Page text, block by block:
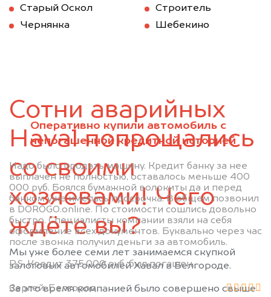
Оперативно купили автомобиль с
непогашенной кредитной историей
Надо было продать машину. Кредит банку за нее
выплачен не полностью, оставалось меньше 400
000 руб. Боялся бумажной волокиты да и перед
банком уже имелась просрочка. В общем позвонил
в DOROGO.online. По стоимости сошлись довольно
быстро. Специалисты компании взяли на себя
оформление всех документов. Буквально через час
после звонка получил деньги за автомобиль.
P.S. Кредит 375.000 руб. был погашен.
Сергей, Белгород
Старый Оскол
Строитель
Чернянка
Шебекино
Сотни аварийных
Haval попрощались
со своими
хозяевами! Чего
ждёте вы?
Мы уже более семи лет занимаемся скупкой
залоговых автомобилей Хавал в Белгороде.
За это время компанией было совершено свыше